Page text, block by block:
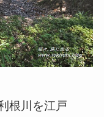
根川を江戸